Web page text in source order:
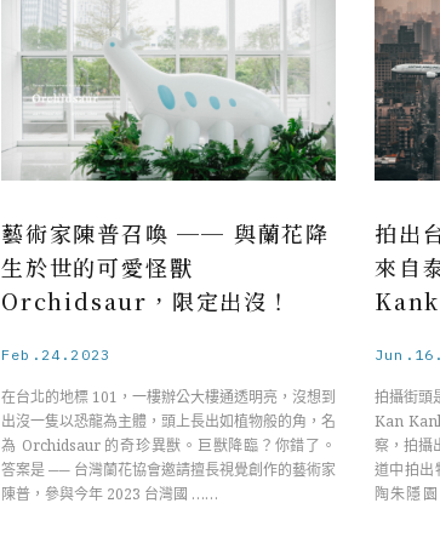
藝術家陳普召喚 ── 與蘭花降
生於世的可愛怪獸
Orchidsaur，限定出沒！
Feb.24.2023
在台北的地標 101，一樓辦公大樓通透明亮，沒想到
出沒一隻以恐龍為主體，頭上長出如植物般的角，名
為 Orchidsaur 的奇珍異獸。巨獸降臨？你錯了。
答案是 ── 台灣蘭花協會邀請擅長視覺創作的藝術家
陳普，參與今年 2023 台灣國 ……
拍出
來自
拍攝街頭
Kan
察，拍攝
道中拍出
陶朱隱